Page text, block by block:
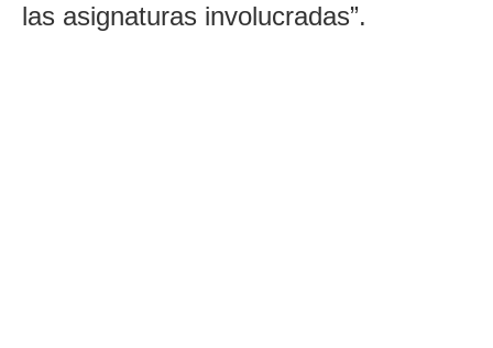
las asignaturas involucradas”.